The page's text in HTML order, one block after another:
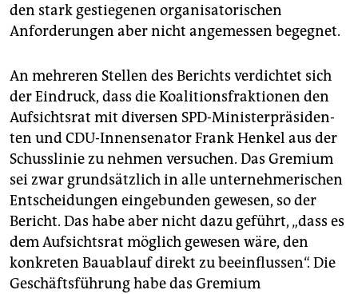
den stark gestiegenen organisatorischen
Anforderungen aber nicht angemessen begegnet.
An mehreren Stellen des Berichts verdichtet sich
der Eindruck, dass die Koalitionsfraktionen den
Aufsichtsrat mit diversen SPD-Ministerpräsiden­
ten und CDU-Innensenator Frank Henkel aus der
Schusslinie zu nehmen versuchen. Das Gremium
sei zwar grundsätzlich in alle unternehmerischen
Entscheidungen eingebunden gewesen, so der
Bericht. Das habe aber nicht dazu geführt, „dass es
dem Aufsichtsrat möglich gewesen wäre, den
konkreten Bauablauf direkt zu beeinflussen“. Die
Geschäftsführung habe das Gremium